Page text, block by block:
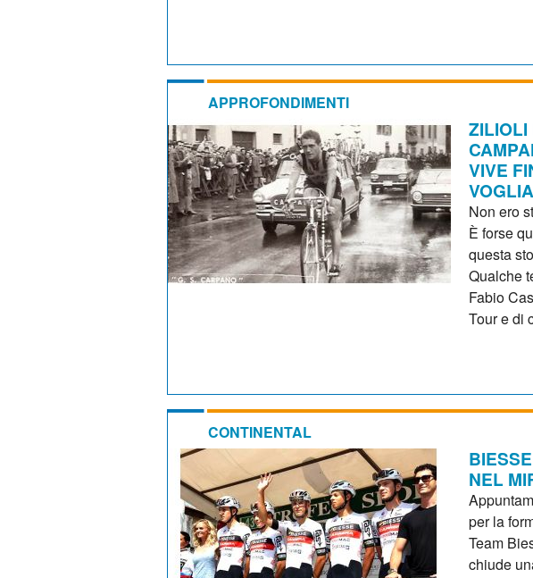
APPROFONDIMENTI
VIVE
Non ero
È forse
questa
Qualche
Fabio
Tour e di
CONTINENTAL
NEL
per la
Team
chiude